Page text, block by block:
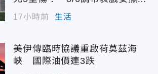
兄弟
17小時前 生活
美伊傳臨時協議重啟荷莫茲海
峽 國際油價連3跌